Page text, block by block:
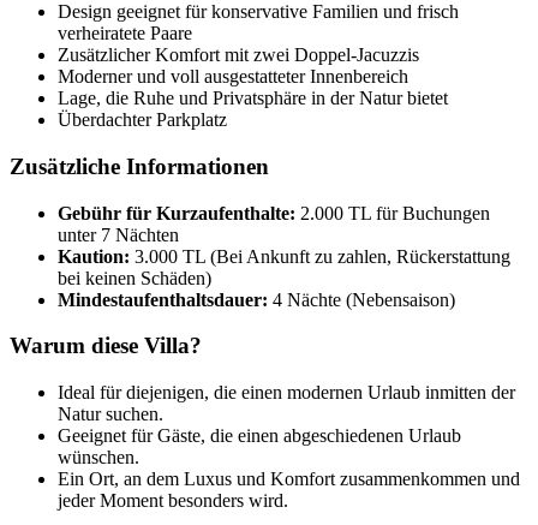
Design geeignet für konservative Familien und frisch
verheiratete Paare
Zusätzlicher Komfort mit zwei Doppel-Jacuzzis
Moderner und voll ausgestatteter Innenbereich
Lage, die Ruhe und Privatsphäre in der Natur bietet
Überdachter Parkplatz
Zusätzliche Informationen
Gebühr für Kurzaufenthalte: 2.000 TL für Buchungen
unter 7 Nächten
Kaution: 3.000 TL (Bei Ankunft zu zahlen, Rückerstattung
bei keinen Schäden)
Mindestaufenthaltsdauer: 4 Nächte (Nebensaison)
Warum diese Villa?
Ideal für diejenigen, die einen modernen Urlaub inmitten der
Natur suchen.
Geeignet für Gäste, die einen abgeschiedenen Urlaub
wünschen.
Ein Ort, an dem Luxus und Komfort zusammenkommen und
jeder Moment besonders wird.